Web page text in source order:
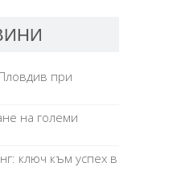
при
на големи
ключ към успех в